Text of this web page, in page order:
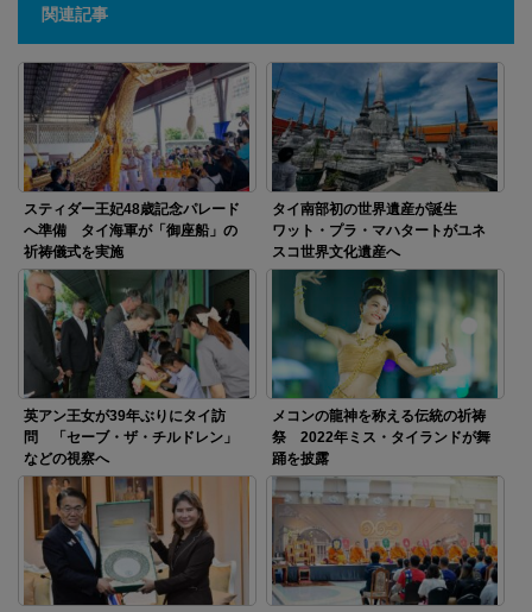
関連記事
スティダー王妃48歳記念パレード
へ準備 タイ海軍が「御座船」の
祈祷儀式を実施
タイ南部初の世界遺産が誕生
ワット・プラ・マハタートがユネ
スコ世界文化遺産へ
英アン王女が39年ぶりにタイ訪
問 「セーブ・ザ・チルドレン」
などの視察へ
メコンの龍神を称える伝統の祈祷
祭 2022年ミス・タイランドが舞
踊を披露